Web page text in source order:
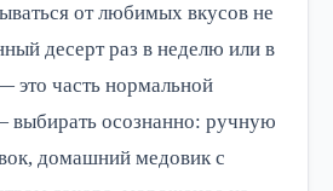
от любимых вкусов не
десерт раз в неделю или в
это часть нормальной
выбирать осознанно: ручную
домашний медовик с